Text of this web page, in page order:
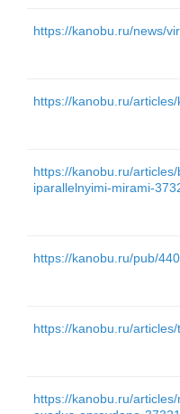
https://kanobu.ru/news/
https://kanobu.ru/
https://kanobu.ru/
iparallelnyimi-mirami-
https://kanobu.ru/pub/
https://kanobu.ru/
https://kanobu.ru/